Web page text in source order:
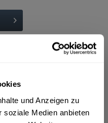
und Anzeigen zu
soziale Medien anbieten
Orange-